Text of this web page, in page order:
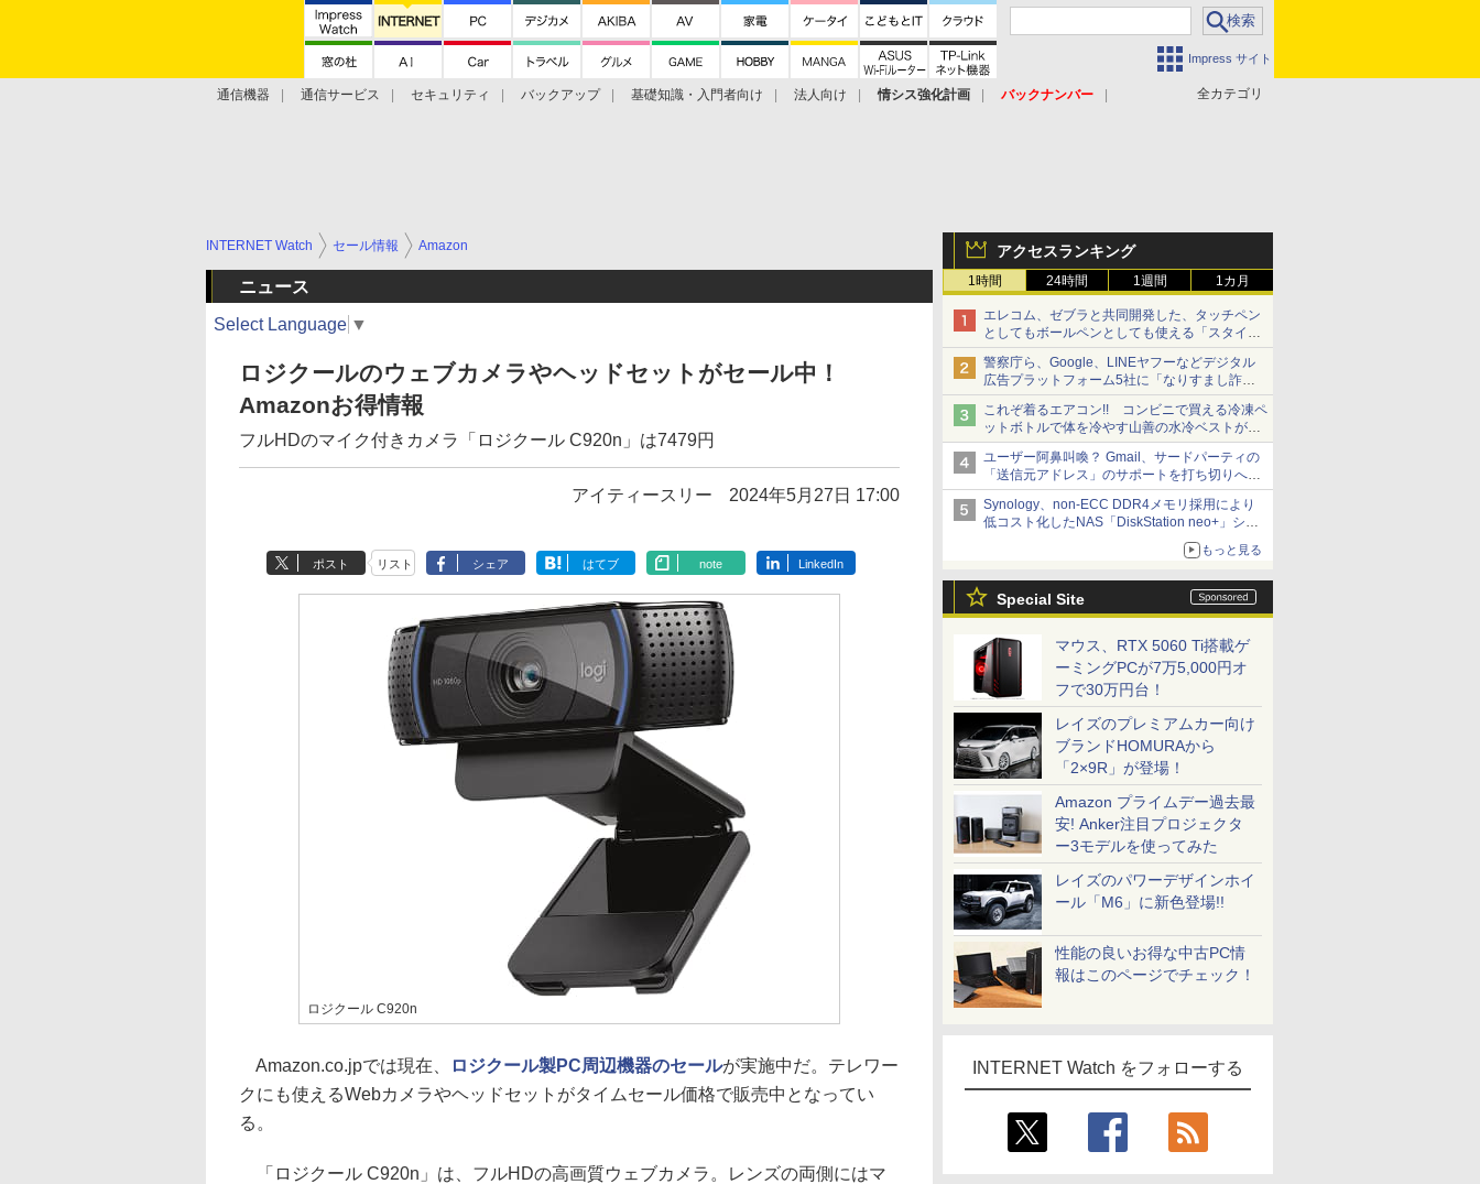
Impress サイト
全カテゴリ
通信機器 通信サービス セキュリティ バックアップ 基礎知識・入門者向け 法人向け 情シス強化計画
バックナンバー
アクセスランキング
1時間 24時間 1週間 1カ月
エレコム、ゼブラと共同開発した、タッチペン
としてもボールペンとしても使える「スタイラ
スツーウェイ」発売 iPadにも紙にも、持ち替
えずに書き込める
警察庁ら、Google、LINEヤフーなどデジタル
広告プラットフォーム5社に「なりすまし詐欺
広告」対策強化を要請 著名人の写真や映像を
使った投資詐欺などへの対策として
これぞ着るエアコン!! コンビニで買える冷凍ペ
ットボトルで体を冷やす山善の水冷ベストがロ
ードバイクにちょうどいい【ぼっち・ざ・ろー
ど！その14】【空いた時間でなにしてる？】
ユーザー阿鼻叫喚？ Gmail、サードパーティの
「送信元アドレス」のサポートを打ち切りへ
【やじうまWatch】
Synology、non-ECC DDR4メモリ採用により
低コスト化したNAS「DiskStation neo+」シリ
ーズ 予算を抑えて導入でき、ECCメモリへの
もっと見る
Special Site
マウス、RTX 5060 Ti搭載ゲ
ーミングPCが7万5,000円オ
フで30万円台！
レイズのプレミアムカー向け
ブランドHOMURAから
「2×9R」が登場！
Amazon プライムデー過去最
安! Anker注目プロジェクタ
ー3モデルを使ってみた
レイズのパワーデザインホイ
ール「M6」に新色登場!!
性能の良いお得な中古PC情
報はこのページでチェック！
INTERNET Watch をフォローする
INTERNET Watch セール情報 Amazon
ニュース
Select Language ▼
ロジクールのウェブカメラやヘッドセットがセール中！
Amazonお得情報
フルHDのマイク付きカメラ「ロジクール C920n」は7479円
アイティースリー 2024年5月27日 17:00
ポスト リスト シェア はてブ note LinkedIn
ロジクール C920n
Amazon.co.jpでは現在、 ロジクール製PC周辺機器のセールが実施中だ。テレワー
クにも使えるWebカメラやヘッドセットがタイムセール価格で販売中となってい
る。
「ロジクール C920n」は、フルHDの高画質ウェブカメラ。レンズの両側にはマ